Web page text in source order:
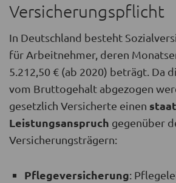
Versicherungspflicht
In Deutschland besteht
für Arbeitnehmer, deren
5.212,50 € (ab 2020) beträgt. Da
vom Bruttogehalt abgezogen
gesetzlich Versicherte einen
Leistungsanspruch gegenüber
Versicherungsträgern:
Pflegeversicherung: